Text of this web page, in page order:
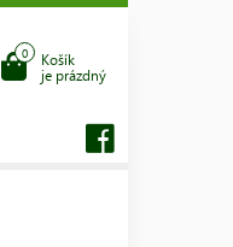
Košík
je prázdný
0